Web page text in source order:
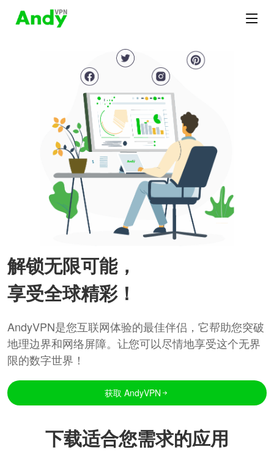
解锁无限可能，
享受全球精彩！
AndyVPN是您互联网体验的最佳伴侣，它帮助您突破
地理边界和网络屏障。让您可以尽情地享受这个无界
限的数字世界！
获取 AndyVPN
下载适合您需求的应用